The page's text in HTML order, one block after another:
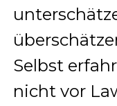
Selbst
nicht vor